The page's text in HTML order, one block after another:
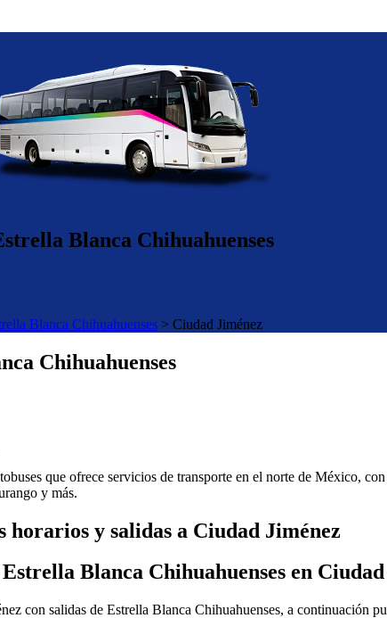
Blanca Chihuahuenses
Blanca Chihuahuenses > Ciudad Jiménez
Chihuahuenses
que ofrece servicios de transporte en el norte de México,
y más.
horarios y salidas a Ciudad Jiménez
Blanca Chihuahuenses en
con salidas de Estrella Blanca Chihuahuenses, a